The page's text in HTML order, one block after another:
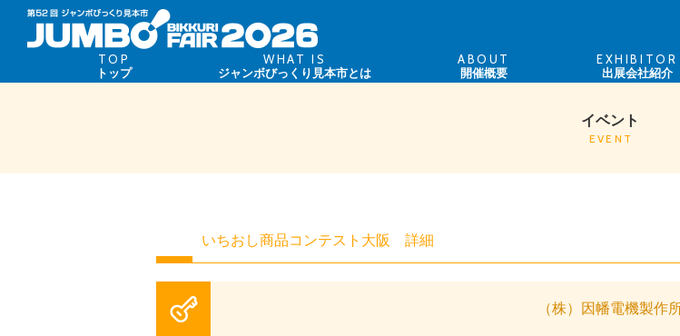
TOP
トップ
WHAT IS
ジャンボびっくり見本市とは
ABOUT
開催概要
EXHIBITOR
出展会社紹介
イベント
EVENT
いちおし商品コンテスト大阪 詳細
（株）因幡電機製作